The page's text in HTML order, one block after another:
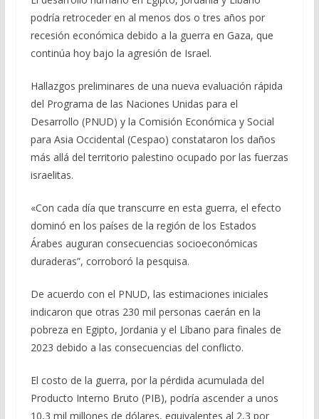
e
b
o
o
k
e
gr
a
at
s
A
p
p
ai
l
m
p
ar
r
podría retroceder en al menos dos o tres años por
recesión económica debido a la guerra en Gaza, que
continúa hoy bajo la agresión de Israel.
Hallazgos preliminares de una nueva evaluación rápida
del Programa de las Naciones Unidas para el
Desarrollo (PNUD) y la Comisión Económica y Social
para Asia Occidental (Cespao) constataron los daños
más allá del territorio palestino ocupado por las fuerzas
israelitas.
«Con cada día que transcurre en esta guerra, el efecto
dominó en los países de la región de los Estados
Árabes auguran consecuencias socioeconómicas
duraderas”, corroboró la pesquisa.
De acuerdo con el PNUD, las estimaciones iniciales
indicaron que otras 230 mil personas caerán en la
pobreza en Egipto, Jordania y el Líbano para finales de
2023 debido a las consecuencias del conflicto.
El costo de la guerra, por la pérdida acumulada del
Producto Interno Bruto (PIB), podría ascender a unos
10,3 mil millones de dólares, equivalentes al 2,3 por